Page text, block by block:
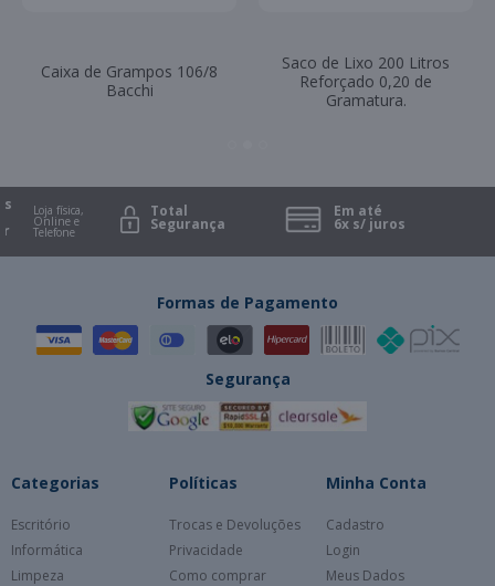
Caixa de Grampos 106/8
Bacchi
Saco de Lixo 200 Litros
Reforçado 0,20 de
Gramatura.
Loja física,
Online e
Telefone
Total
Segurança
Em até
6x s/ juros
Formas de Pagamento
Segurança
Categorias
Escritório
Informática
Limpeza
Políticas
Trocas e Devoluções
Privacidade
Como comprar
Minha Conta
Cadastro
Login
Meus Dados